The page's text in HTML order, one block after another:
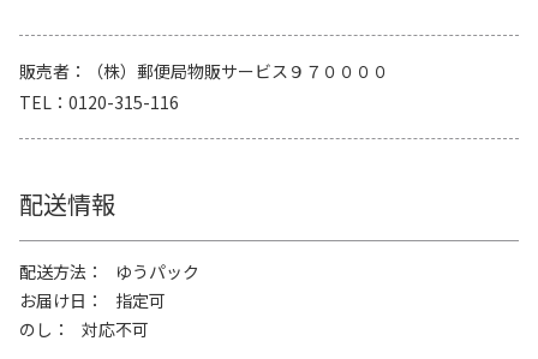
販売者
（株）郵便局物販サービス９７００００
TEL
0120-315-116
配送情報
配送方法
ゆうパック
お届け日
指定可
のし
対応不可